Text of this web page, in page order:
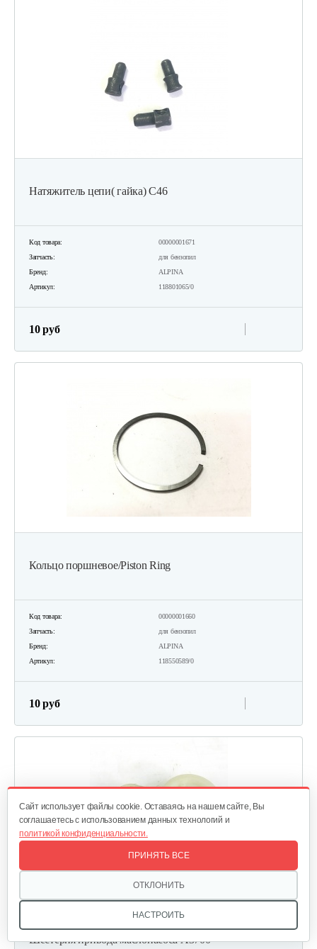
Натяжитель цепи( гайка) C46
Код товара:
00000001671
Запчасть:
для бензопил
Бренд:
ALPINA
Артикул:
118801065/0
10 руб
Кольцо поршневое/Piston Ring
Код товара:
00000001660
Запчасть:
для бензопил
Бренд:
ALPINA
Артикул:
118550589/0
10 руб
Шестерня привода маслонасоса А3700
Cайт использует файлы cookie. Оставаясь на нашем сайте, Вы
соглашаетесь с использованием данных технологий и
политикой конфиденциальности.
НАСТРОИТЬ
ОТКЛОНИТЬ
ПРИНЯТЬ ВСЕ